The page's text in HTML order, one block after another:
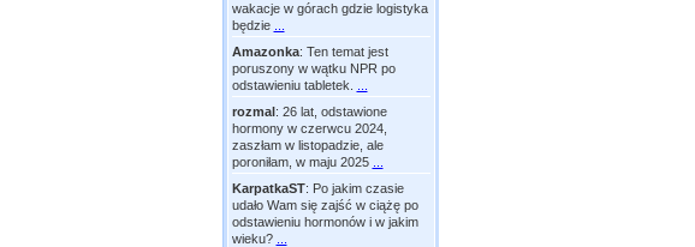
wakacje w górach gdzie logistyka
będzie
Amazonka: Ten temat jest
poruszony w wątku NPR po
odstawieniu tabletek.
rozmal: 26 lat, odstawione
hormony w czerwcu 2024,
zaszłam w listopadzie, ale
poroniłam, w maju 2025
KarpatkaST: Po jakim czasie
udało Wam się zajść w ciążę po
odstawieniu hormonów i w jakim
wieku?